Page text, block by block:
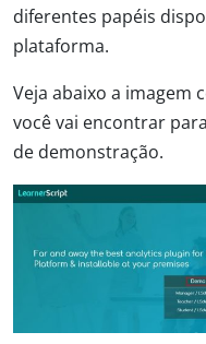
diferentes papéis
plataforma.
Veja abaixo a imagem
você vai encontrar
de demonstração.